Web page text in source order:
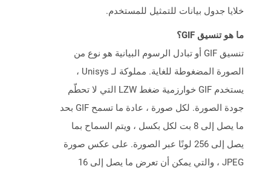
خلايا جدول بيانات للتمثيل للمستخدم.
ما هو تنسيق GIF؟
تنسيق GIF أو تبادل الرسوم البيانية هو نوع من
الصورة المضغوطة للغاية. مملوكة لـ Unisys ،
يستخدم GIF خوارزمية ضغط LZW التي لا تحطّم
جودة الصورة. لكل صورة ، عادة ما تسمح GIF بحد
ما يصل إلى 8 بت لكل بكسل ، ويتم السماح بما
يصل إلى 256 لونًا عبر الصورة. على عكس صورة
JPEG ، والتي يمكن أن تعرض ما يصل إلى 16